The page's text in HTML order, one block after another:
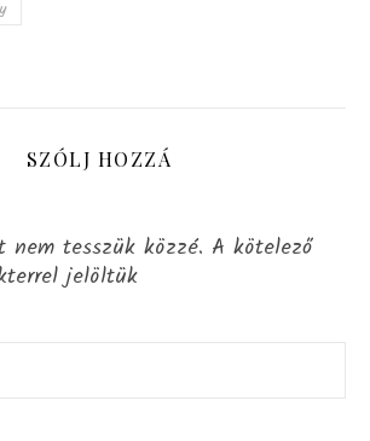
SZÓLJ HOZZÁ
nem tesszük közzé. A kötelező
jelöltük